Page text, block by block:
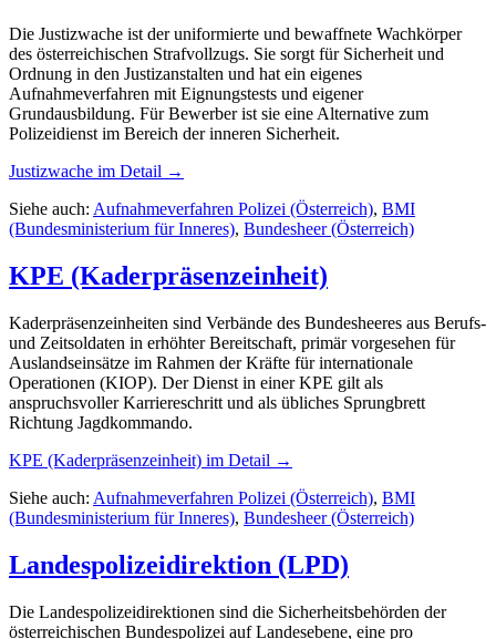
Die Justizwache ist der uniformierte und bewaffnete Wachkörper
des österreichischen Strafvollzugs. Sie sorgt für Sicherheit und
Ordnung in den Justizanstalten und hat ein eigenes
Aufnahmeverfahren mit Eignungstests und eigener
Grundausbildung. Für Bewerber ist sie eine Alternative zum
Polizeidienst im Bereich der inneren Sicherheit.
Justizwache im Detail →
Siehe auch: Aufnahmeverfahren Polizei (Österreich), BMI
(Bundesministerium für Inneres), Bundesheer (Österreich)
KPE (Kaderpräsenzeinheit)
Kaderpräsenzeinheiten sind Verbände des Bundesheeres aus Berufs-
und Zeitsoldaten in erhöhter Bereitschaft, primär vorgesehen für
Auslandseinsätze im Rahmen der Kräfte für internationale
Operationen (KIOP). Der Dienst in einer KPE gilt als
anspruchsvoller Karriereschritt und als übliches Sprungbrett
Richtung Jagdkommando.
KPE (Kaderpräsenzeinheit) im Detail →
Siehe auch: Aufnahmeverfahren Polizei (Österreich), BMI
(Bundesministerium für Inneres), Bundesheer (Österreich)
Landespolizeidirektion (LPD)
Die Landespolizeidirektionen sind die Sicherheitsbehörden der
österreichischen Bundespolizei auf Landesebene, eine pro